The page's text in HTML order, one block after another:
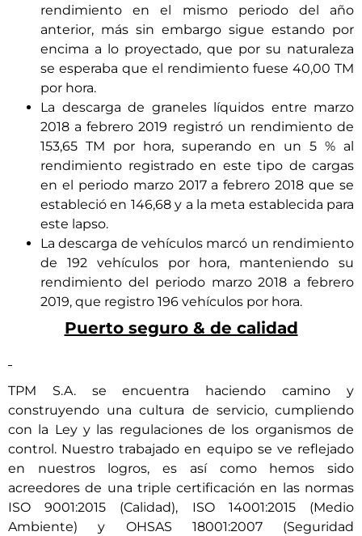
rendimiento en el mismo periodo del año
anterior, más sin embargo sigue estando por
encima a lo proyectado, que por su naturaleza
se esperaba que el rendimiento fuese 40,00 TM
por hora.
La descarga de graneles líquidos entre marzo
2018 a febrero 2019 registró un rendimiento de
153,65 TM por hora, superando en un 5 % al
rendimiento registrado en este tipo de cargas
en el periodo marzo 2017 a febrero 2018 que se
estableció en 146,68 y a la meta establecida para
este lapso.
La descarga de vehículos marcó un rendimiento
de 192 vehículos por hora, manteniendo su
rendimiento del periodo marzo 2018 a febrero
2019, que registro 196 vehículos por hora.
Puerto seguro & de calidad
TPM S.A. se encuentra haciendo camino y
construyendo una cultura de servicio, cumpliendo
con la Ley y las regulaciones de los organismos de
control. Nuestro trabajado en equipo se ve reflejado
en nuestros logros, es así como hemos sido
acreedores de una triple certificación en las normas
ISO 9001:2015 (Calidad), ISO 14001:2015 (Medio
Ambiente) y OHSAS 18001:2007 (Seguridad